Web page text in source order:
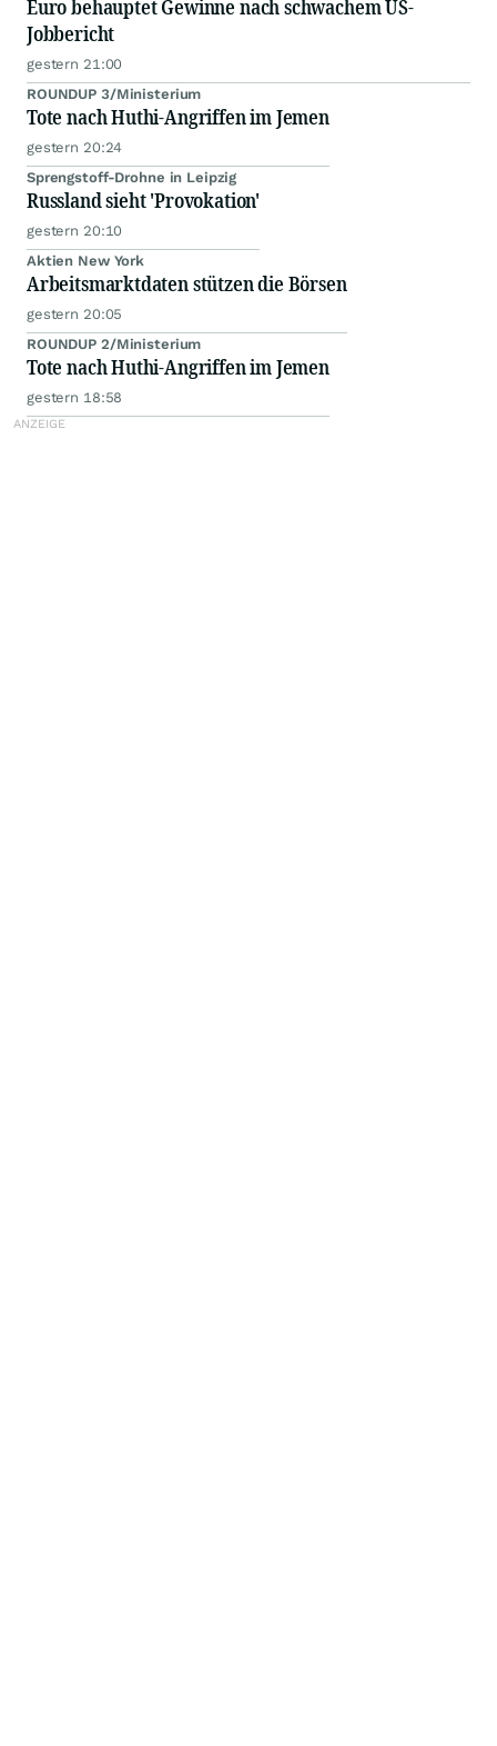
Euro behauptet Gewinne nach schwachem US-
Jobbericht
gestern 21:00
ROUNDUP 3/Ministerium
Tote nach Huthi-Angriffen im Jemen
gestern 20:24
Sprengstoff-Drohne in Leipzig
Russland sieht 'Provokation'
gestern 20:10
Aktien New York
Arbeitsmarktdaten stützen die Börsen
gestern 20:05
ROUNDUP 2/Ministerium
Tote nach Huthi-Angriffen im Jemen
gestern 18:58